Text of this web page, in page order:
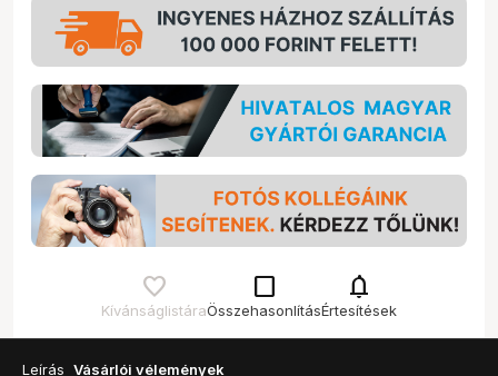
Kívánságlistára
check_box_outline_blank
Összehasonlítás
notifications
Értesítések
Leírás Vásárlói vélemények